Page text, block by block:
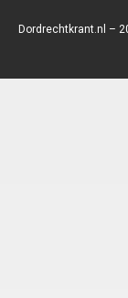
Dordrechtkrant.nl –